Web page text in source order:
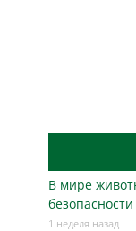
В мире
безопасности
1 неделя назад